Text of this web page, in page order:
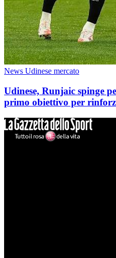
News Udinese mercato
Udinese, Runjaic spinge
primo obiettivo per